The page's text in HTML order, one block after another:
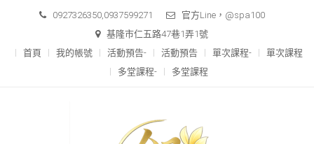
content
0927326350,0937599271
官方Line，@spa100
基隆市仁五路47巷1弄1號
首頁
我的帳號 活動預告- 活動預告 單次課程-
單次課程
多堂課程-
多堂課程